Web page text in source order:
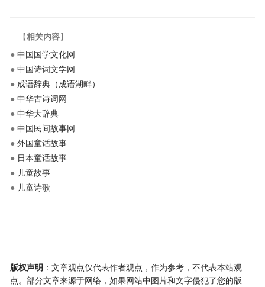
【相关内容】
●中国国学文化网
●中国诗词文学网
● 成语辞典（成语湖畔）
●中华古诗词网
●中华大辞典
●中国民间故事网
●外国童话故事
● 日本童话故事
● 儿童故事
● 儿童诗歌
版权声明 ：文章观点仅代表作者观点，作为参考，不代表本站观
点。部分文章来源于网络，如果网站中图片和文字侵犯了您的版